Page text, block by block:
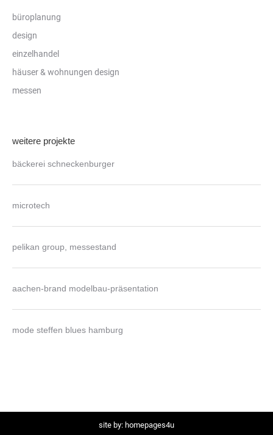
büroplanung
design
einzelhandel
häuser & wohnungen design
messen
weitere projekte
bäckerei schneckenburger
microtech
pelikan group, messestand
aachen-brand modelbau-präsentation
mode steffen blues hamburg
site by: homepages4u